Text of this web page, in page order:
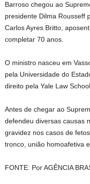
Barroso chegou ao
presidente Dilma Rousseff
Carlos Ayres Britto,
completar 70 anos.
O ministro nasceu em
pela Universidade do
direito pela Yale Law
Antes de chegar ao
defendeu diversas causas
gravidez nos casos de
tronco, união homoafetiva
FONTE: Por AGÊNCIA